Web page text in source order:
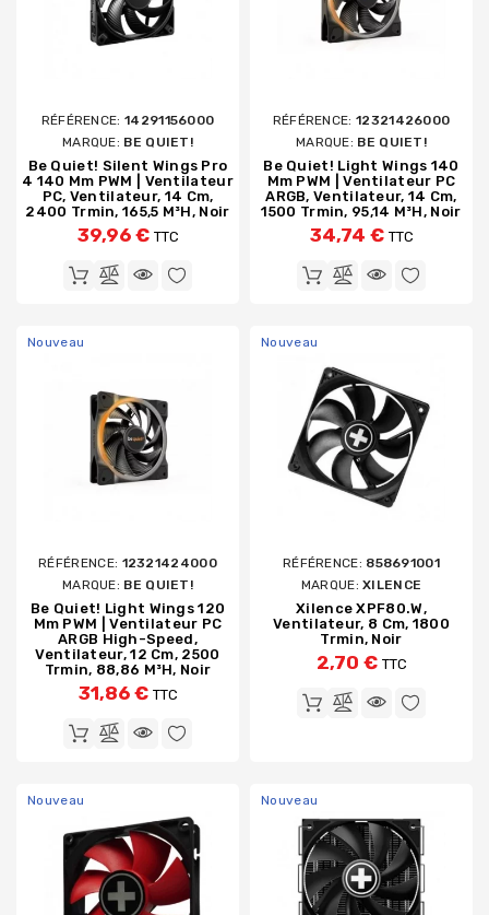
RÉFÉRENCE: 14291156000
MARQUE: BE QUIET!
Be Quiet! Silent Wings Pro
4 140 Mm PWM | Ventilateur
PC, Ventilateur, 14 Cm,
2400 Trmin, 165,5 M³h, Noir
39,96 € TTC
RÉFÉRENCE: 12321426000
MARQUE: BE QUIET!
Be Quiet! Light Wings 140
Mm PWM | Ventilateur PC
ARGB, Ventilateur, 14 Cm,
1500 Trmin, 95,14 M³h, Noir
34,74 € TTC
Nouveau
RÉFÉRENCE: 12321424000
MARQUE: BE QUIET!
Be Quiet! Light Wings 120
Mm PWM | Ventilateur PC
ARGB High-Speed,
Ventilateur, 12 Cm, 2500
Trmin, 88,86 M³h, Noir
31,86 € TTC
Nouveau
RÉFÉRENCE: 858691001
MARQUE:XILENCE
Xilence XPF80.W,
Ventilateur, 8 Cm, 1800
Trmin, Noir
2,70 € TTC
Nouveau Nouveau